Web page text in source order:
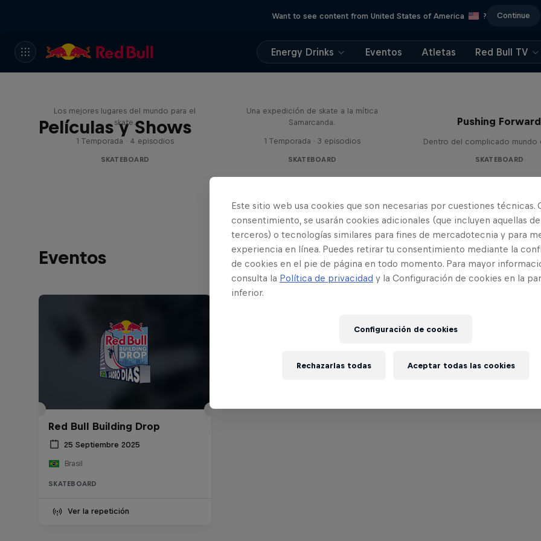
Want to see content from United States of America ? Continue
Energy Drinks Eventos Atletas Red Bull TV
Películas y Shows
Los mejores lugares del mundo para el
skate.
1 Temporada · 4 episodios
SKATEBOARD
Una expedición de skate a la mítica
Samarcanda.
1 Temporada · 3 episodios
SKATEBOARD
Pushing Forward
Dentro del complicado mundo
SKATEBOARD
Eventos
Red Bull Building Drop
25 Septiembre 2025
Brasil
SKATEBOARD
Ver la repetición
Este sitio web usa cookies que son necesarias por cuestiones técnicas.
consentimiento, se usarán cookies adicionales (que incluyen aquellas de
terceros) o tecnologías similares para fines de mercadotecnia y para
experiencia en línea. Puedes retirar tu consentimiento mediante la
de cookies en el pie de página en todo momento. Para mayor
consulta la Política de privacidad y la Configuración de cookies en la
inferior.
Configuración de cookies
Rechazarlas todas Aceptar todas las cookies